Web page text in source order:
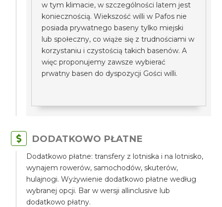
w tym klimacie, w szczególności latem jest
koniecznością. Wiekszość willi w Pafos nie
posiada prywatnego baseny tylko miejski
lub społeczny, co wiąże się z trudnościami w
korzystaniu i czystością takich basenów. A
więc proponujemy zawsze wybierać
prwatny basen do dyspozycji Gości willi.
DODATKOWO PŁATNE
Dodatkowo płatne: transfery z lotniska i na lotnisko,
wynajem rowerów, samochodów, skuterów,
hulajnogi. Wyżywienie dodatkowo płatne według
wybranej opcji. Bar w wersji allinclusive lub
dodatkowo płatny.